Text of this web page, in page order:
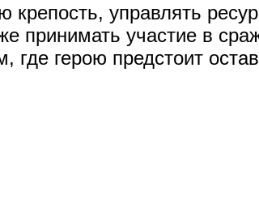
управлять
принимать участие в
герою предстоит